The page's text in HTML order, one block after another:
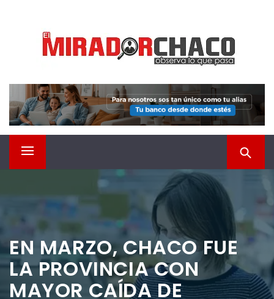
contenido
EL MIRADOR CHACO
Observá lo que pasa
Menú
EN MARZO, CHACO FUE
LA PROVINCIA CON
MAYOR CAÍDA DE